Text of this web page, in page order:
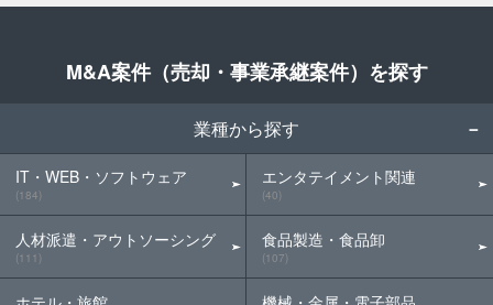
M&A案件（売却・事業承継案件）を探す
業種から探す
IT・WEB・ソフトウェア
(184)
人材派遣・アウトソーシング
(111)
エンタテイメント関連
(40)
食品製造・食品卸
(107)